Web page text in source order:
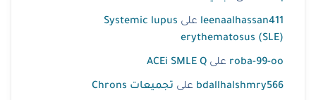
leenaalhassan411 على Systemic lupus
erythematosus (SLE)
roba-99-oo على ACEi SMLE Q
bdallhalshmry566 على تجميعات Chrons